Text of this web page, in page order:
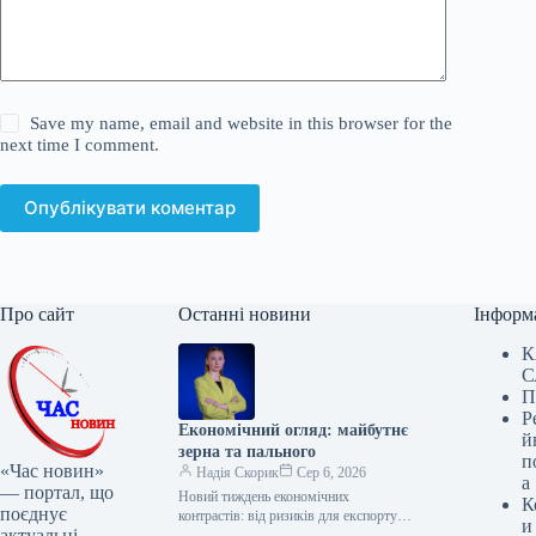
Save my name, email and website in this browser for the
next time I comment.
Опублікувати коментар
Про сайт
«Час новин»
— портал, що
поєднує
Останні новини
Економічний огляд: майбутнє
зерна та пального
Надія Скорик
Сер 6, 2026
Новий тиждень економічних
контрастів: від ризиків для експорту та
а
и